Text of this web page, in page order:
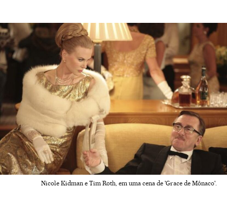
Nicole Kidman e Tim Roth, em uma cena de 'Grace de Mônaco'.